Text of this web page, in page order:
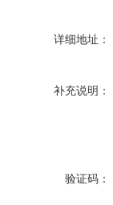
详细地址：
补充说明：
验证码：